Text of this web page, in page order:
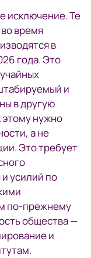
исключение. Те
время
в
года. Это
и
в другую
этому нужно
а не
Это требует
усилий по
по-прежнему
общества —
и